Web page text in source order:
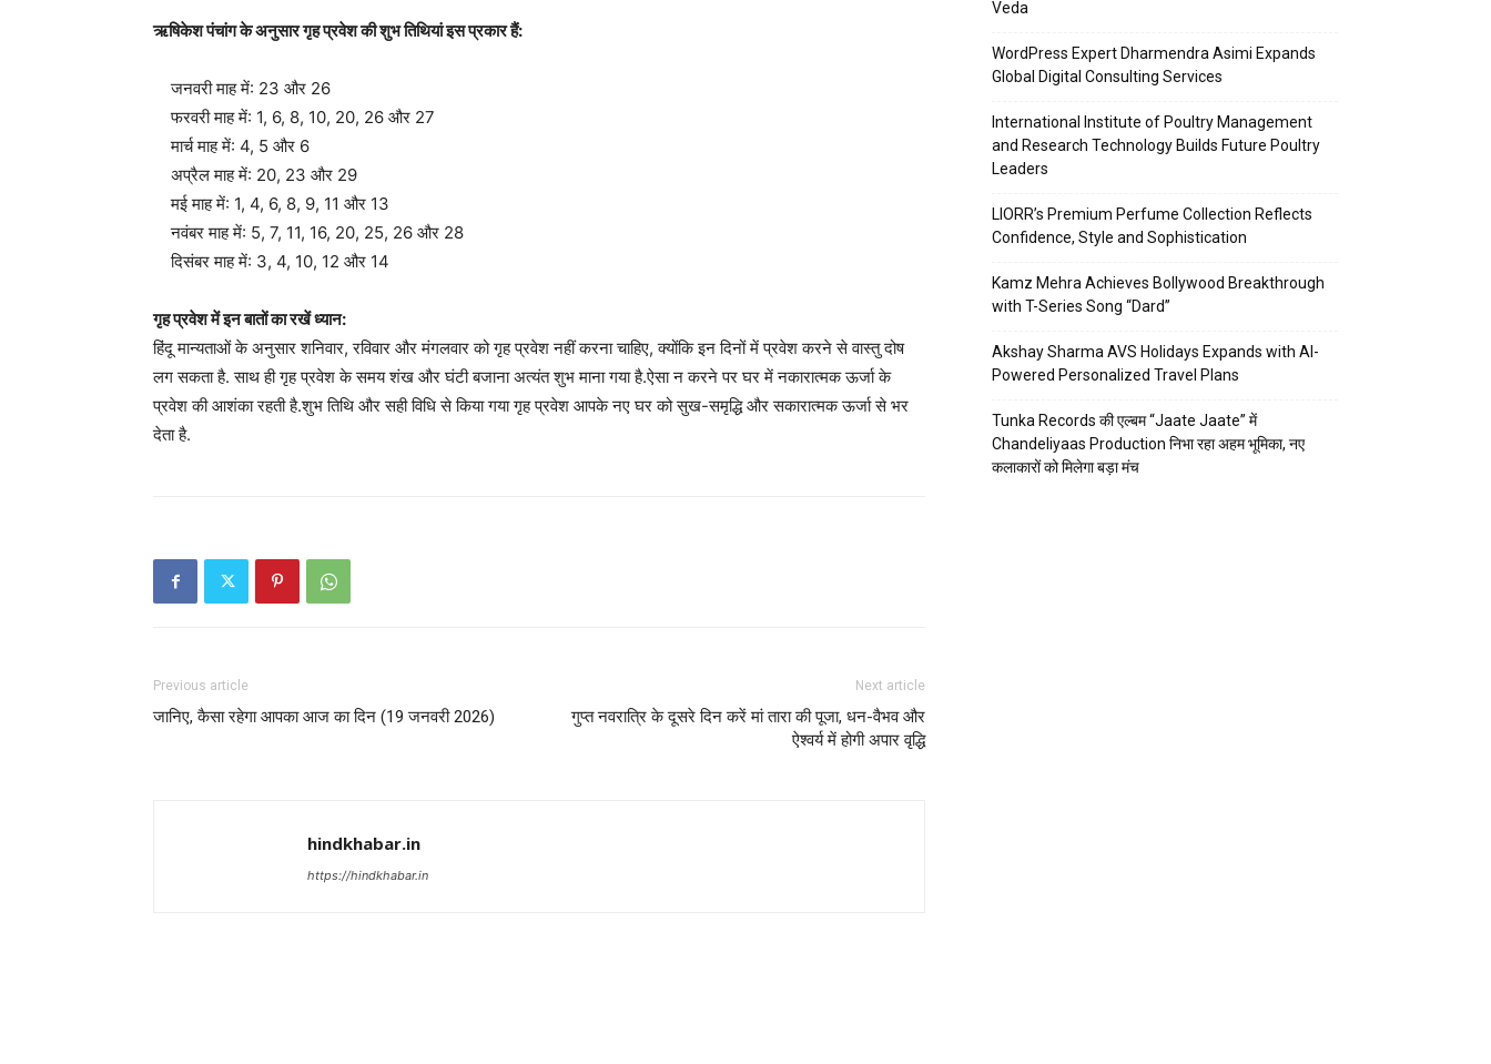
ऋषिकेश पंचांग के अनुसार गृह प्रवेश की शुभ तिथियां इस प्रकार हैं:
जनवरी माह में: 23 और 26
फरवरी माह में: 1, 6, 8, 10, 20, 26 और 27
मार्च माह में: 4, 5 और 6
अप्रैल माह में: 20, 23 और 29
मई माह में: 1, 4, 6, 8, 9, 11 और 13
नवंबर माह में: 5, 7, 11, 16, 20, 25, 26 और 28
दिसंबर माह में: 3, 4, 10, 12 और 14
गृह प्रवेश में इन बातों का रखें ध्यान:
हिंदू मान्यताओं के अनुसार शनिवार, रविवार और मंगलवार को गृह प्रवेश नहीं करना चाहिए, क्योंकि इन दिनों में प्रवेश करने से वास्तु दोष
लग सकता है. साथ ही गृह प्रवेश के समय शंख और घंटी बजाना अत्यंत शुभ माना गया है.ऐसा न करने पर घर में नकारात्मक ऊर्जा के
प्रवेश की आशंका रहती है.शुभ तिथि और सही विधि से किया गया गृह प्रवेश आपके नए घर को सुख-समृद्धि और सकारात्मक ऊर्जा से भर
देता है.
Previous article
जानिए, कैसा रहेगा आपका आज का दिन (19 जनवरी 2026)
Next article
गुप्त नवरात्रि के दूसरे दिन करें मां तारा की पूजा, धन-वैभव और
ऐश्वर्य में होगी अपार वृद्धि
hindkhabar.in
https://hindkhabar.in
Veda
WordPress Expert Dharmendra Asimi Expands
Global Digital Consulting Services
International Institute of Poultry Management
and Research Technology Builds Future Poultry
Leaders
LIORR’s Premium Perfume Collection Reflects
Confidence, Style and Sophistication
Kamz Mehra Achieves Bollywood Breakthrough
with T-Series Song “Dard”
Akshay Sharma AVS Holidays Expands with AI-
Powered Personalized Travel Plans
Tunka Records की एल्बम “Jaate Jaate” में
Chandeliyaas Production निभा रहा अहम भूमिका, नए
कलाकारों को मिलेगा बड़ा मंच